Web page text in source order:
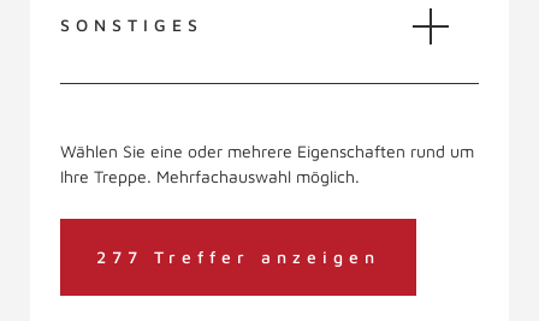
SONSTIGES
Wählen Sie eine oder mehrere Eigenschaften rund um
Ihre Treppe. Mehrfachauswahl möglich.
277 Treffer anzeigen